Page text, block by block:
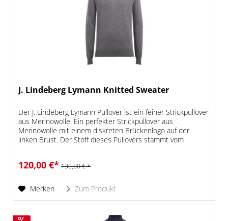
J. Lindeberg Lymann Knitted Sweater
Der J. Lindeberg Lymann Pullover ist ein feiner Strickpullover
aus Merinowolle. Ein perfekter Strickpullover aus
Merinowolle mit einem diskreten Brückenlogo auf der
linken Brust. Der Stoff dieses Pullovers stammt vom
120,00 €* 130,00 € *
Merken Zum Produkt